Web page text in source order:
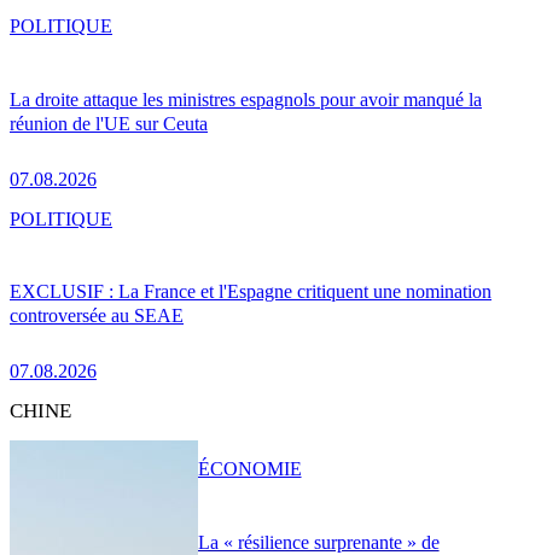
La droite attaque les ministres espagnols pour avoir manqué la
réunion de l'UE sur Ceuta
07.08.2026
POLITIQUE
EXCLUSIF : La France et l'Espagne critiquent une nomination
controversée au SEAE
07.08.2026
POLITIQUE
CHINE
La « résilience surprenante » de
ÉCONOMIE